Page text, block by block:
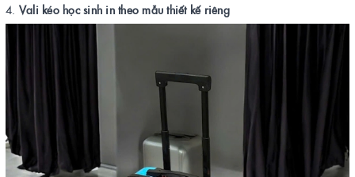
Vali kéo học sinh in theo mẫu thiết kế riêng